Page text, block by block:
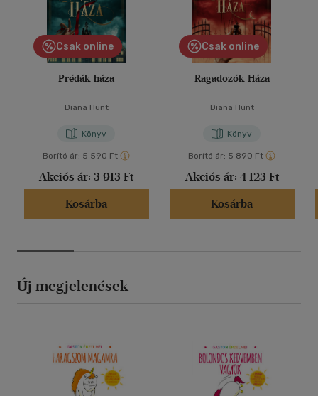
Csak online
Prédák háza
Diana Hunt
Könyv
Borító ár: 5 590 Ft
Akciós ár: 3 913 Ft
Kosárba
Csak online
Ragadozók Háza
Diana Hunt
Könyv
Borító ár: 5 890 Ft
Akciós ár: 4 123 Ft
Kosárba
Új megjelenések